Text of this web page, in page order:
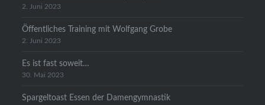
2. Juni 2023
Öffentliches Training mit Wolfgang Grobe
2. Juni 2023
Es ist fast soweit…
30. Mai 2023
Spargeltoast Essen der Damengymnastik